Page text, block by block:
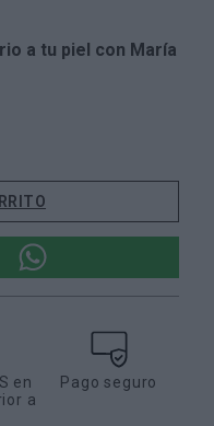
a tu piel con María
en
a
Pago seguro